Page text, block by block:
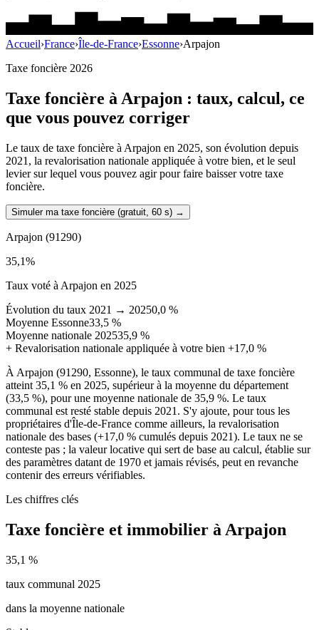
Accueil›France›Île-de-France›Essonne›Arpajon
Taxe foncière 2026
Taxe foncière àArpajon : taux, calcul, ce
que vous pouvez corriger
Le taux de taxe foncière à Arpajon en 2025, son évolution depuis
2021, la revalorisation nationale appliquée à votre bien, et le seul
levier sur lequel vous pouvez agir pour faire baisser votre taxe
foncière.
Simuler ma taxe foncière (gratuit, 60 s) →
Arpajon (91290)
35,1%
Taux voté à Arpajon en 2025
Évolution du taux 2021 → 20250,0 %
Moyenne Essonne33,5 %
Moyenne nationale 202535,9 %
+ Revalorisation nationale appliquée à votre bien +17,0 %
À Arpajon (91290, Essonne), le taux communal de taxe foncière
atteint 35,1 % en 2025, supérieur à la moyenne du département
(33,5 %), pour une moyenne nationale de 35,9 %. Le taux
communal est resté stable depuis 2021. S'y ajoute, pour tous les
propriétaires d'Île-de-France comme ailleurs, la revalorisation
nationale des bases (+17,0 % cumulés depuis 2021). Le taux ne se
conteste pas ; la valeur locative qui sert de base au calcul, établie sur
des paramètres datant de 1970 et jamais révisés, peut en revanche
contenir des erreurs vérifiables.
Les chiffres clés
Taxe foncière et immobilier à Arpajon
35,1 %
taux communal 2025
dans la moyenne nationale